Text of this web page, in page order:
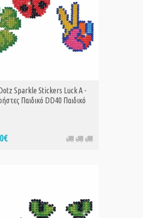
Sparkle Stickers Luck Α -
Παιδικό DD40 Παιδικό